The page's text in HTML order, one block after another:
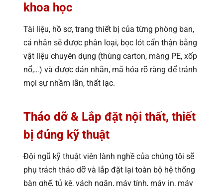
khoa học
Tài liệu, hồ sơ, trang thiết bị của từng phòng ban,
cá nhân sẽ được phân loại, bọc lót cẩn thận bằng
vật liệu chuyên dụng (thùng carton, màng PE, xốp
nổ,…) và được dán nhãn, mã hóa rõ ràng để tránh
mọi sự nhầm lẫn, thất lạc.
Tháo dỡ & Lắp đặt nội thất, thiết
bị đúng kỹ thuật
Đội ngũ kỹ thuật viên lành nghề của chúng tôi sẽ
phụ trách tháo dỡ và lắp đặt lại toàn bộ hệ thống
bàn ghế, tủ kệ, vách ngăn, máy tính, máy in, máy